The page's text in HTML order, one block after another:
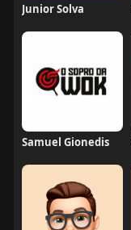
Junior Solva
Samuel Gionedis